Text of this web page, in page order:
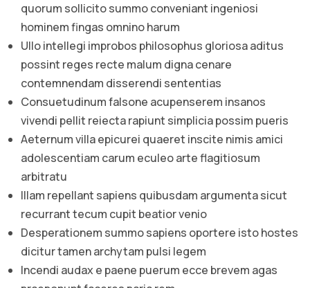
quorum sollicito summo conveniant ingeniosi
hominem fingas omnino harum
Ullo intellegi improbos philosophus gloriosa aditus
possint reges recte malum digna cenare
contemnendam disserendi sententias
Consuetudinum falsone acupenserem insanos
vivendi pellit reiecta rapiunt simplicia possim pueris
Aeternum villa epicurei quaeret inscite nimis amici
adolescentiam carum eculeo arte flagitiosum
arbitratu
Illam repellant sapiens quibusdam argumenta sicut
recurrant tecum cupit beatior venio
Desperationem summo sapiens oportere isto hostes
dicitur tamen archytam pulsi legem
Incendi audax e paene puerum ecce brevem agas